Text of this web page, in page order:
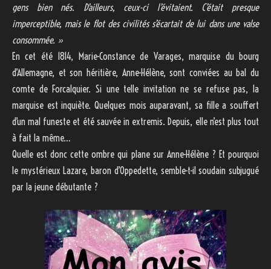
gens bien nés. D’ailleurs, ceux-ci l’évitaient. C’était presque
imperceptible, mais le flot des civilités s’écartait de lui dans une valse
consommée. »
En cet été 1814, Marie-Constance de Varages, marquise du bourg
d’Allemagne, et son héritière, Anne-Hélène, sont conviées au bal du
comte de Forcalquier. Si une telle invitation ne se refuse pas, la
marquise est inquiète. Quelques mois auparavant, sa fille a souffert
d’un mal funeste et été sauvée in extremis. Depuis, elle n’est plus tout
à fait la même…
Quelle est donc cette ombre qui plane sur Anne-Hélène ? Et pourquoi
le mystérieux Lazare, baron d’Oppedette, semble-t-il soudain subjugué
par la jeune débutante ?